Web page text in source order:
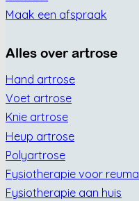
Maak een afspraak
Alles over artrose
Hand artrose
Voet artrose
Knie artrose
Heup artrose
Polyartrose
Fysiotherapie voor reuma
Fysiotherapie aan huis